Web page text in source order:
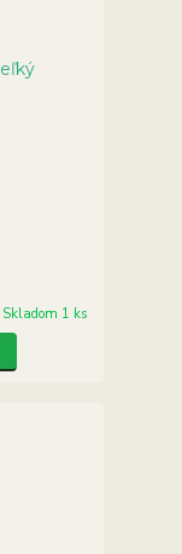
Skladom 1 ks